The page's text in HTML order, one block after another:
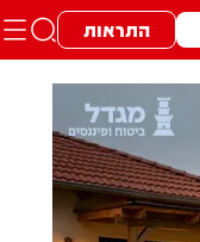
התראות